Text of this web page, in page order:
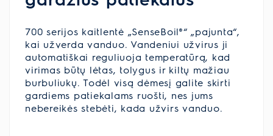
700 serijos kaitlentė „SenseBoil®“ „pajunta“,
kai užverda vanduo. Vandeniui užvirus ji
automatiškai reguliuoja temperatūrą, kad
virimas būtų lėtas, tolygus ir kiltų mažiau
burbuliukų. Todėl visą dėmesį galite skirti
gardiems patiekalams ruošti, nes jums
nebereikės stebėti, kada užvirs vanduo.